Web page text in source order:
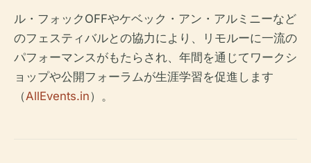
ル・フォックOFFやケベック・アン・アルミニーなど
のフェスティバルとの協力により、リモルーに一流の
パフォーマンスがもたらされ、年間を通じてワークシ
ョップや公開フォーラムが生涯学習を促進します
（AllEvents.in）。